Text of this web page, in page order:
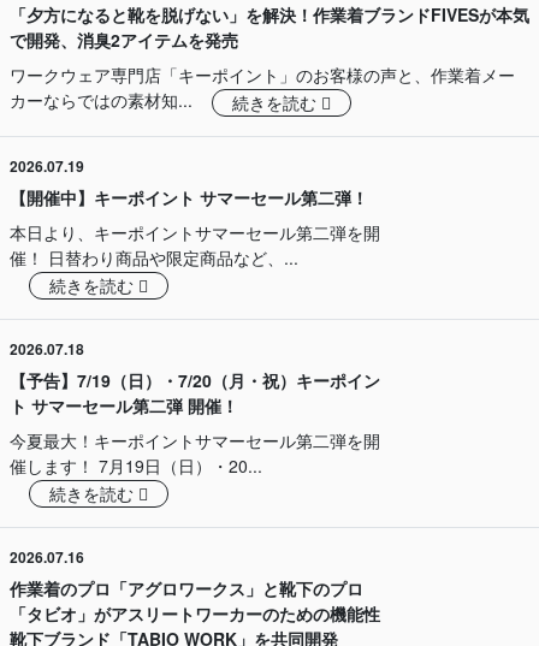
「夕方になると靴を脱げない」を解決！作業着ブランドFIVESが本気
で開発、消臭2アイテムを発売
ワークウェア専門店「キーポイント」のお客様の声と、作業着メー
カーならではの素材知...
続きを読む
2026.07.19
【開催中】キーポイント サマーセール第二弾！
本日より、キーポイントサマーセール第二弾を開
催！ 日替わり商品や限定商品など、...
続きを読む
2026.07.18
【予告】7/19（日）・7/20（月・祝）キーポイン
ト サマーセール第二弾 開催！
今夏最大！キーポイントサマーセール第二弾を開
催します！ 7月19日（日）・20...
続きを読む
2026.07.16
作業着のプロ「アグロワークス」と靴下のプロ
「タビオ」がアスリートワーカーのための機能性
靴下ブランド「TABIO WORK」を共同開発